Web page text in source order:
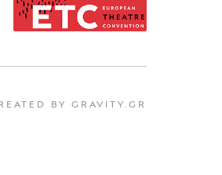
BY GRAVITY.GR